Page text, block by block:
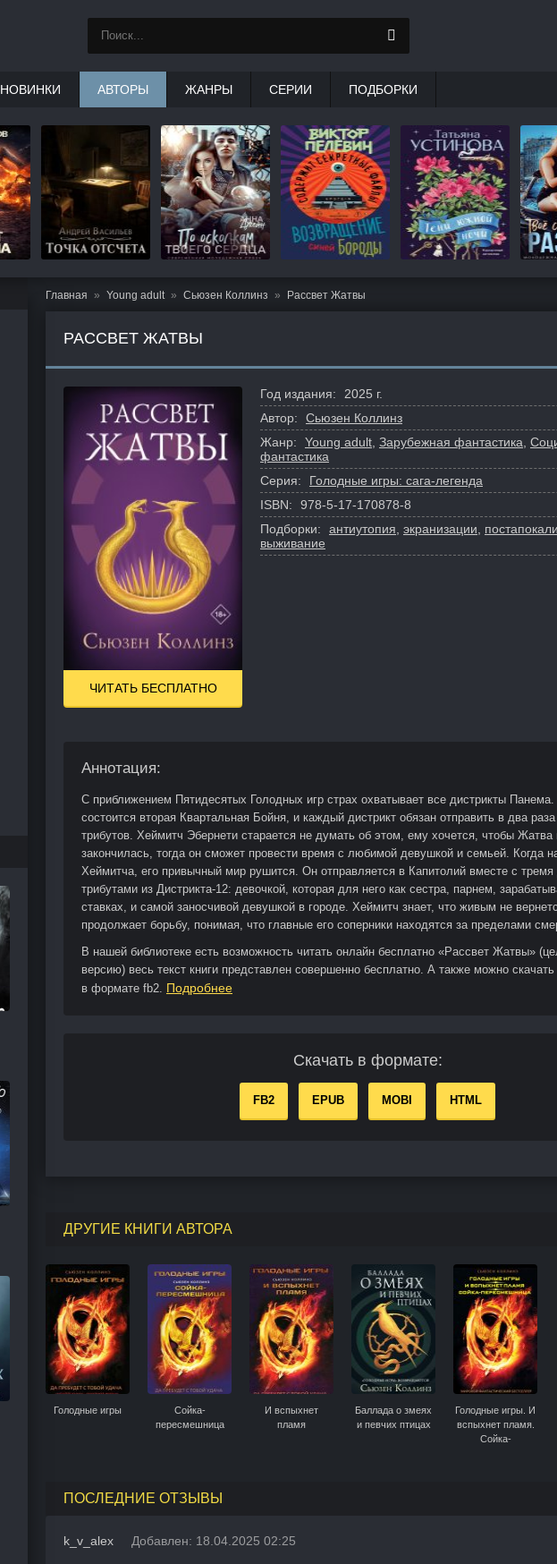
Главная Young adult Сьюзен Коллинз Рассвет Жатвы
РАССВЕТ ЖАТВЫ
ЧИТАТЬ БЕСПЛАТНО
Год издания:
2025 г.
Автор:
Сьюзен Коллинз
Жанр:
Young adult Зарубежная фантастика
фантастика
Серия:
Голодные игры: сага-легенда
ISBN:
978-5-17-170878-8
Подборки:
антиутопия экранизации
выживание
Аннотация:
С приближением Пятидесятых Голодных игр страх охватывает все дистрикты
состоится вторая Квартальная Бойня, и каждый дистрикт обязан отправить в два
трибутов. Хеймитч Эбернети старается не думать об этом, ему хочется, чтобы Жатва
закончилась, тогда он сможет провести время с любимой девушкой и семьей. Когда
Хеймитча, его привычный мир рушится. Он отправляется в Капитолий вместе с тремя
трибутами из Дистрикта-12: девочкой, которая для него как сестра, парнем,
ставках, и самой заносчивой девушкой в городе. Хеймитч знает, что живым не
продолжает борьбу, понимая, что главные его соперники находятся за пределами
В нашей библиотеке есть возможность читать онлайн бесплатно «Рассвет Жатвы»
версию) весь текст книги представлен совершенно бесплатно. А также можно скачать
в формате fb2. Подробнее
Скачать в формате:
FB2 EPUB MOBI HTML
ДРУГИЕ КНИГИ АВТОРА
Голодные игры
Сойка-
пересмешница
И вспыхнет
пламя
Баллада о змеях
и певчих птицах
Голодные игры. И
вспыхнет пламя.
Сойка-
ПОСЛЕДНИЕ ОТЗЫВЫ
k_v_alex Добавлен: 18.04.2025 02:25
НОВИНКИ АВТОРЫ ЖАНРЫ СЕРИИ ПОДБОРКИ